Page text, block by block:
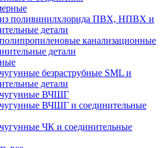
поливинилхлорида ПВХ, НПВХ и
детали
канализационные
детали
безраструбные SML и
детали
ВЧШГ
ВЧШГ и соединительные
ЧК и соединительные